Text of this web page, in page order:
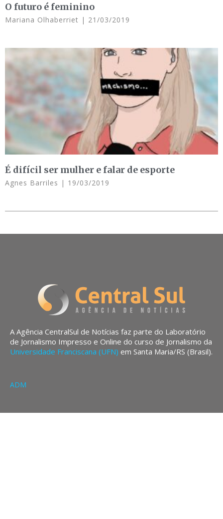
O futuro é feminino
Mariana Olhaberriet 21/03/2019
É difícil ser mulher e falar de esporte
Agnes Barriles 19/03/2019
A Agência CentralSul de Notícias faz parte do Laboratório
de Jornalismo Impresso e Online do curso de Jornalismo da
Universidade Franciscana (UFN) em Santa Maria/RS (Brasil).
ADM